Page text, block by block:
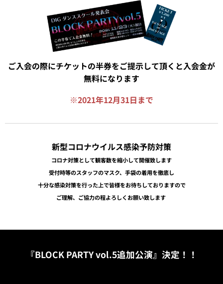
ご入会の際にチケットの半券をご提示して頂くと入会金が
無料になります
※2021年12月31日まで
新型コロナウイルス感染予防対策
コロナ対策として観客数を縮小して開催致します
受付時等のスタッフのマスク、手袋の着用を徹底し
十分な感染対策を行った上で皆様をお待ちしておりますので
ご理解、ご協力の程よろしくお願い致します
『BLOCK PARTY vol.5追加公演』決定！！